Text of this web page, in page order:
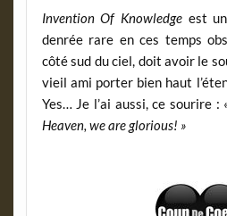
Invention Of Knowledgeest un
denrée rare en ces temps
côté sud du ciel, doit avoir le
vieil ami porter bien haut
Yes… Je l’ai aussi, ce sourire :
Heaven, we are glorious! »